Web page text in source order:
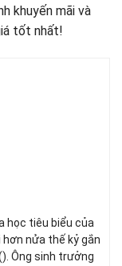
khuyến mãi và
tốt nhất!
học tiêu biểu của
nửa thế kỷ gắn
Ông sinh trưởng